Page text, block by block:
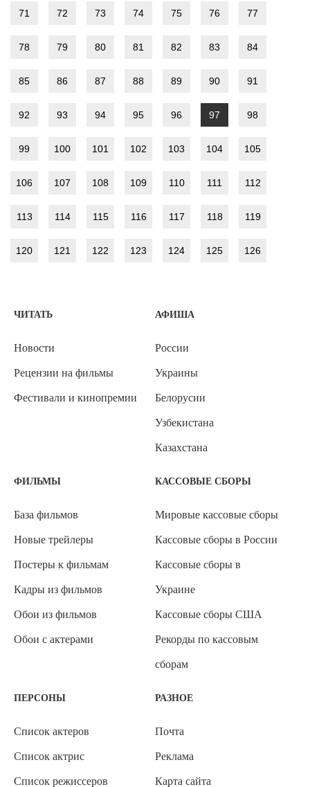
71 72 73 74 75 76 77
78 79 80 81 82 83 84
85 86 87 88 89 90 91
92 93 94 95 96 97 98
99 100 101 102 103 104 105
106 107 108 109 110 111 112
113 114 115 116 117 118 119
120 121 122 123 124 125 126
ЧИТАТЬ
Новости
Рецензии на фильмы
Фестивали и кинопремии
АФИША
России
Украины
Белорусии
Узбекистана
Казахстана
ФИЛЬМЫ
База фильмов
Новые трейлеры
Постеры к фильмам
Кадры из фильмов
Обои из фильмов
Обои с актерами
КАССОВЫЕ СБОРЫ
Мировые кассовые сборы
Кассовые сборы в России
Кассовые сборы в
Украине
Кассовые сборы США
Рекорды по кассовым
сборам
ПЕРСОНЫ
Список актеров
Список актрис
Список режиссеров
РАЗНОЕ
Почта
Реклама
Карта сайта